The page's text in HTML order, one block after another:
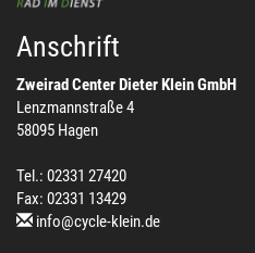
Anschrift
Zweirad Center Dieter Klein GmbH
Lenzmannstraße 4
58095 Hagen
Tel.: 02331 27420
Fax: 02331 13429
info@cycle-klein.de